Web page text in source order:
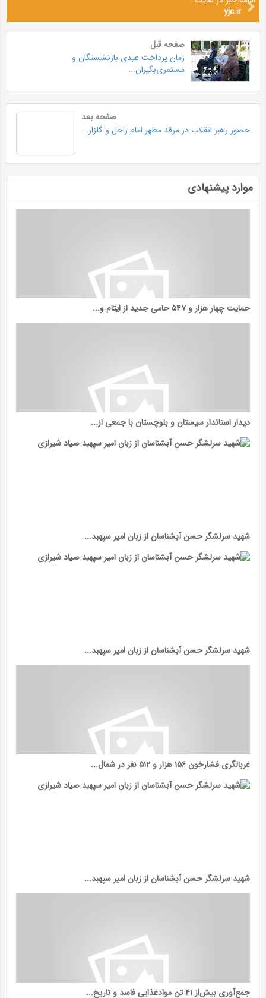
yjc.ir
صفحه قبل
زمان پرداخت عیدی بازنشستگان و
مستمری‌بگیران...
صفحه بعد
حضور رهبر انقلاب در مرقد مطهر امام راحل و گلزار...
موارد پیشنهادی
حمایت چهار هزار و ۵۴۷ حامی جدید از ایتام و...
دیدار استاندار سیستان و بلوچستان با جمعی از...
شهید سرلشگر حسن آبشناسان از زبان امیر سپهبد...
شهید سرلشگر حسن آبشناسان از زبان امیر سپهبد...
غربالگری فشارخون ۱۵۶ هزار و ۵۱۲ نفر در شمال...
شهید سرلشگر حسن آبشناسان از زبان امیر سپهبد...
جمع‌آوری بیش‌از ۴۱ تن موادغذایی فاسد و تاریخ...